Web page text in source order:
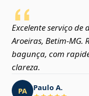
Excelente serviço
Aroeiras, Betim‑MG.
bagunça, com
clareza.
PA Paulo A.